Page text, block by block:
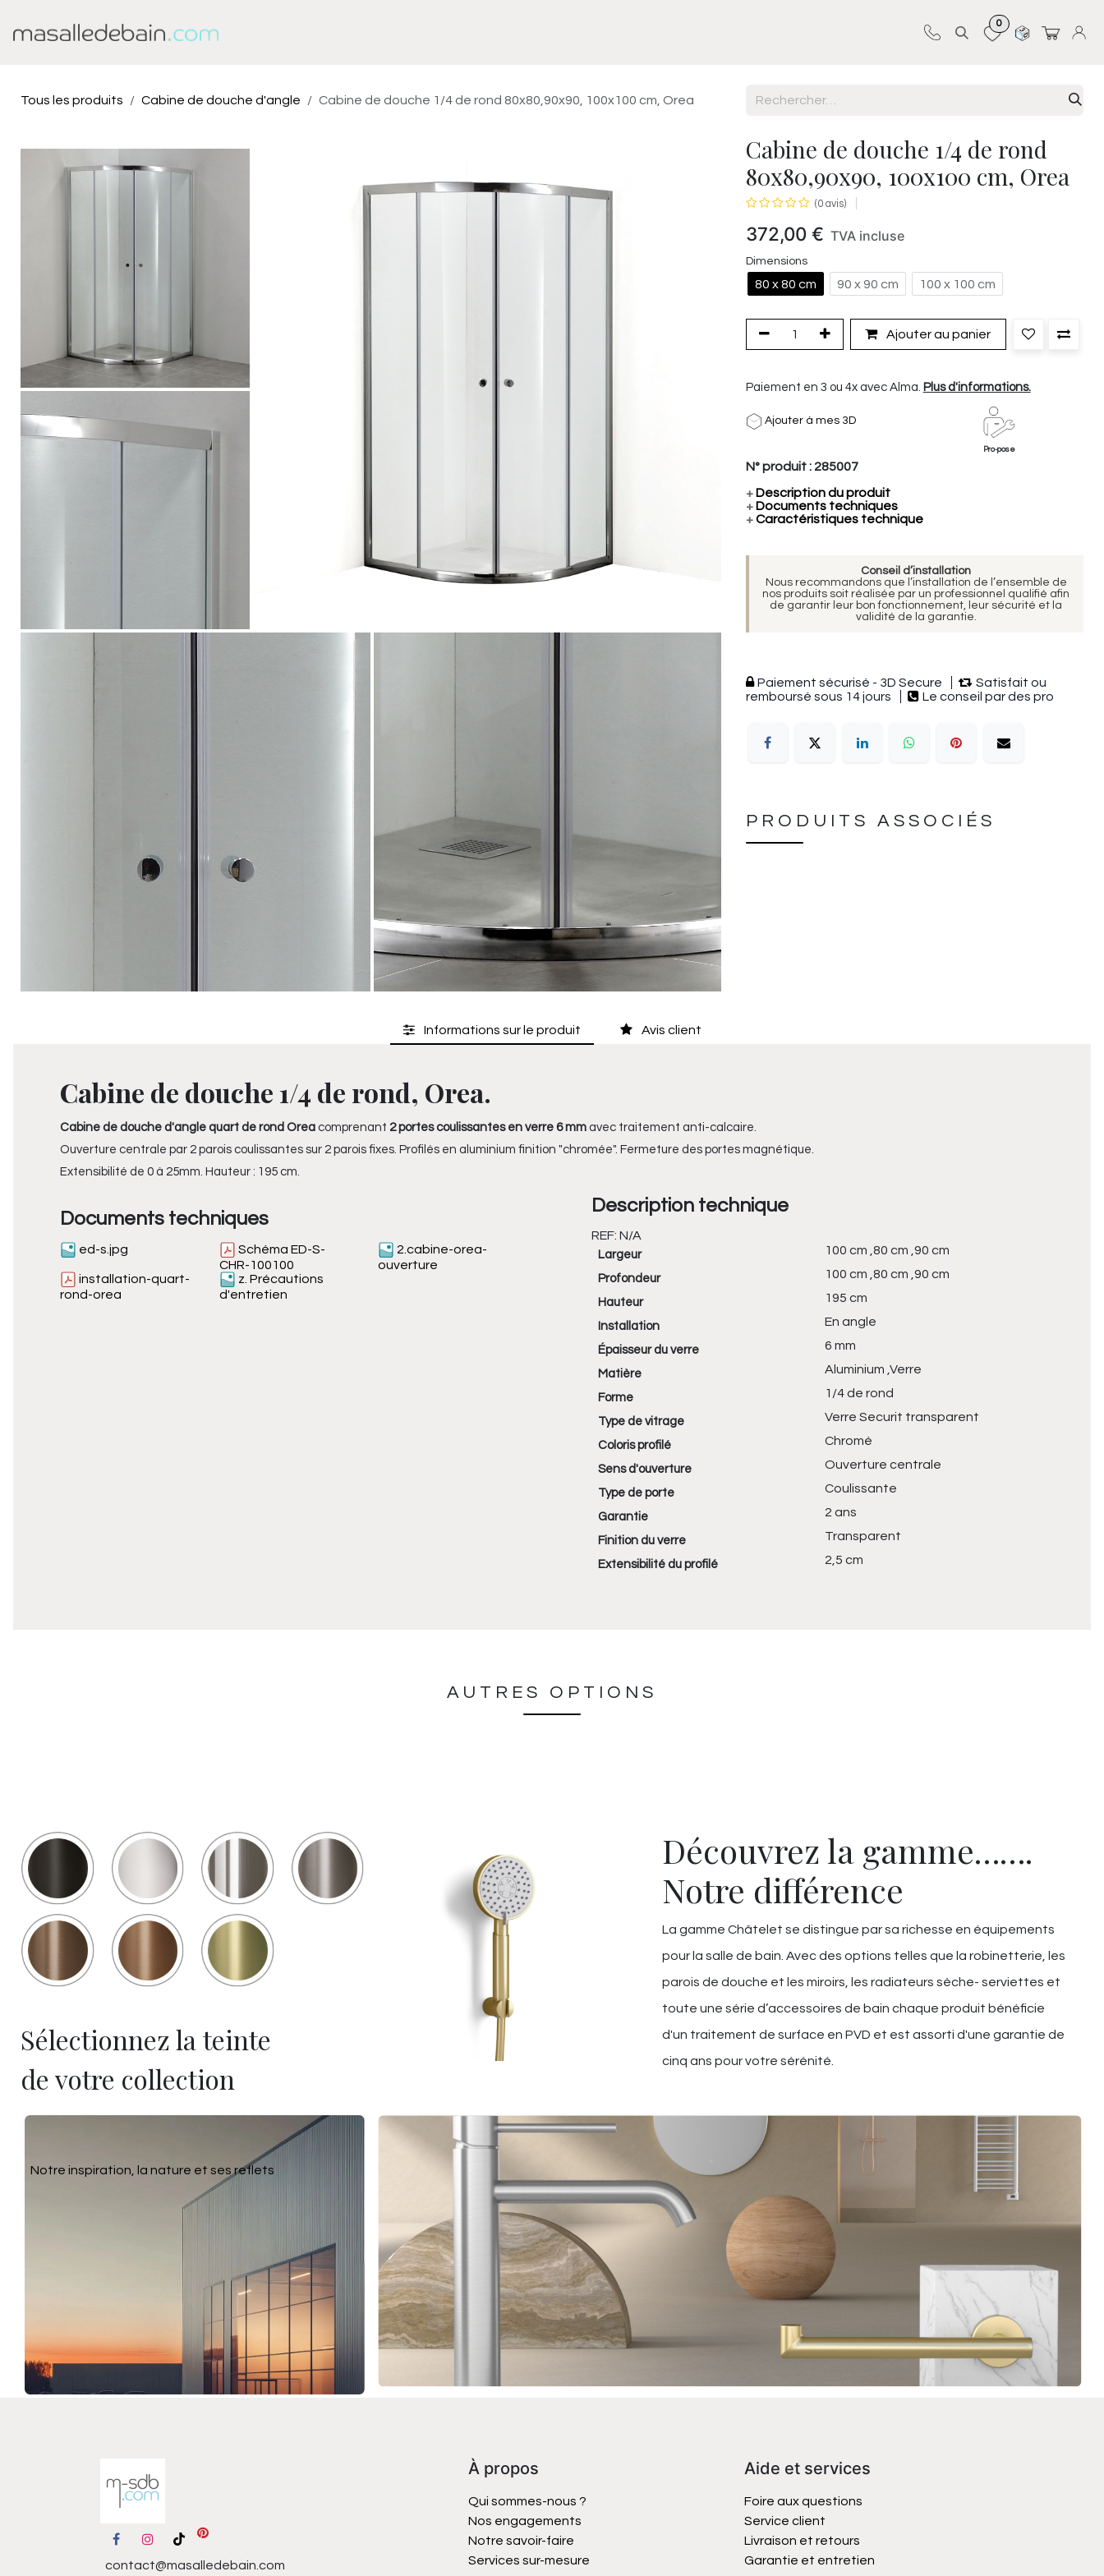
0
Tous les produits Cabine de douche d'angle Cabine de douche 1/4 de rond 80x80,90x90, 100x100 cm, Orea
Cabine de douche 1/4 de rond
80x80,90x90, 100x100 cm, Orea
(0 avis)
372,00€ TVA incluse
Dimensions
80 x 80 cm 90 x 90 cm 100 x 100 cm
Ajouter au panier
Paiement en 3 ou 4x avec Alma. Plus d'informations.
Ajouter à mes 3D
Pro-pose
N° produit : 285007
+Description du produit
+Documents techniques
+Caractéristiques technique
Conseil d’installation
Nous recommandons que l’installation de l’ensemble de
nos produits soit réalisée par un professionnel qualifié afin
de garantir leur bon fonctionnement, leur sécurité et la
validité de la garantie.
Paiement sécurisé - 3D Secure
Satisfait ou
remboursé sous 14 jours
Le conseil par des pro
PRODUITS ASSOCIÉS
Informations sur le produit Avis client
Cabine de douche 1/4 de rond, Orea.
Cabine de douche d'angle quart de rond Orea comprenant 2 portes coulissantes en verre 6 mm avec traitement anti-calcaire.
Ouverture centrale par 2 parois coulissantes sur 2 parois fixes. Profilés en aluminium finition "chromée". Fermeture des portes magnétique.
Extensibilité de 0 à 25mm. Hauteur : 195 cm.
Documents techniques
ed-s.jpg
Schéma ED-S-
CHR-100100
2.cabine-orea-
ouverture
installation-quart-
rond-orea
z. Précautions
d'entretien
Description technique
REF: N/A
Largeur 100 cm ,80 cm ,90 cm
Profondeur 100 cm ,80 cm ,90 cm
Hauteur 195 cm
Installation En angle
Épaisseur du verre 6 mm
Matière Aluminium ,Verre
Forme 1/4 de rond
Type de vitrage Verre Securit transparent
Coloris profilé Chromé
Sens d'ouverture Ouverture centrale
Type de porte Coulissante
Garantie 2 ans
Finition du verre Transparent
Extensibilité du profilé 2,5 cm
AUTRES OPTIONS
Découvrez la gamme…….
Notre différence
La gamme Châtelet se distingue par sa richesse en équipements
pour la salle de bain. Avec des options telles que la robinetterie, les
parois de douche et les miroirs, les radiateurs sèche- serviettes et
toute une série d’accessoires de bain chaque produit bénéficie
d'un traitement de surface en PVD et est assorti d'une garantie de
cinq ans pour votre sérénité.
Sélectionnez la teinte
de votre collection
Notre inspiration, la nature et ses reflets
contact@masalledebain.com
À propos
Qui sommes-nous ?
Nos engagements
Notre savoir-faire
Services sur-mesure
Aide et services
Foire aux questions
Service client
Livraison et retours
Garantie et entretien